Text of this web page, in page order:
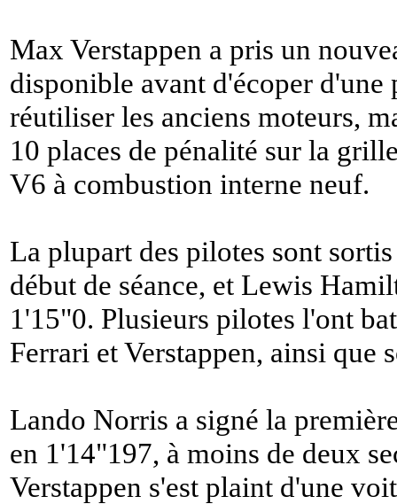
Max Verstappen a pris un
disponible avant d'écoper
réutiliser les anciens moteurs,
10 places de pénalité sur la
V6 à combustion interne neuf.
La plupart des pilotes sont
début de séance, et Lewis
1'15"0. Plusieurs pilotes l'ont
Ferrari et Verstappen, ainsi que
Lando Norris a signé la
en 1'14"197, à moins de deux
Verstappen s'est plaint d'une